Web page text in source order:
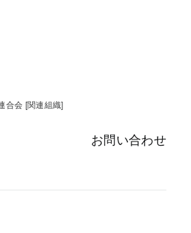
合会 [関連組織]
お問い合わせ